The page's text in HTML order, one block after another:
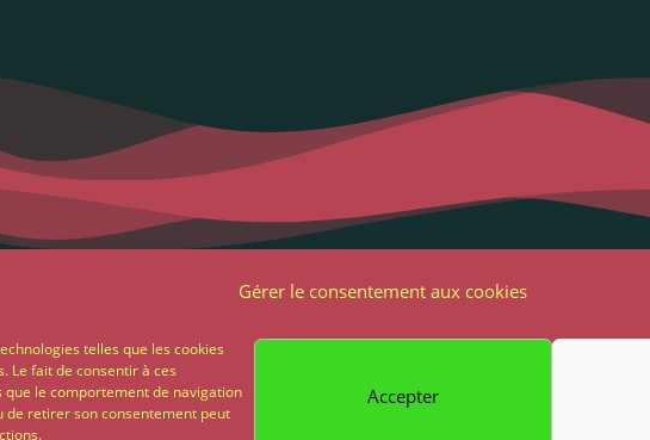
Gérer le consentement aux cookies
telles que les cookies
Le fait de consentir à ces
le comportement de navigation
de retirer son consentement peut
Accepter
Conditions générales de vente
85 500 Les